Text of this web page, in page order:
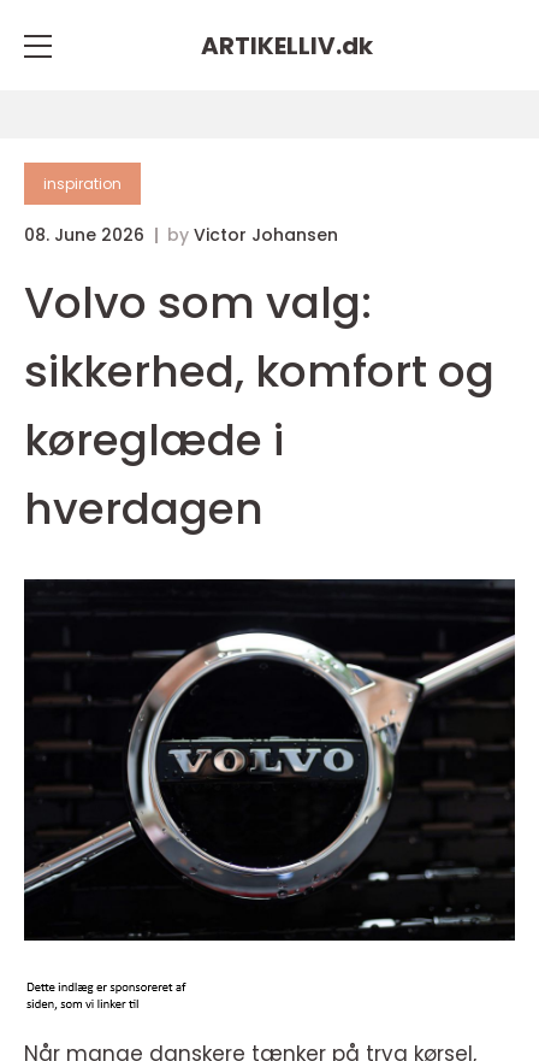
ARTIKELLIV.dk
inspiration
08. June 2026 by Victor Johansen
Volvo som valg:
sikkerhed, komfort og
køreglæde i
hverdagen
Når mange danskere tænker på tryg kørsel,